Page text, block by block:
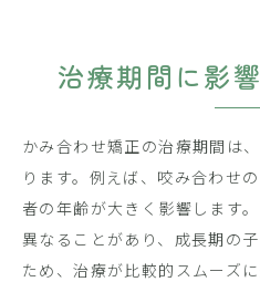
治療期間に影
かみ合わせ矯正の治療期間は
ります。例えば、咬み合わせ
者の年齢が大きく影響します
異なることがあり、成長期の
ため、治療が比較的スムーズ